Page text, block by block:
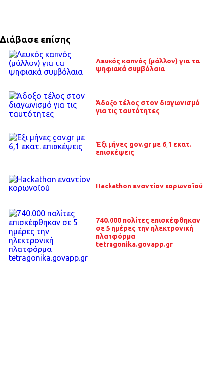
Διάβασε επίσης
Λευκός καπνός (μάλλον) για τα
ψηφιακά συμβόλαια
Άδοξο τέλος στον διαγωνισμό
για τις ταυτότητες
Έξι μήνες gov.gr με 6,1 εκατ.
επισκέψεις
Hackathon εναντίον κορωνοϊού
740.000 πολίτες επισκέφθηκαν
σε 5 ημέρες την ηλεκτρονική
πλατφόρμα
tetragonika.govapp.gr